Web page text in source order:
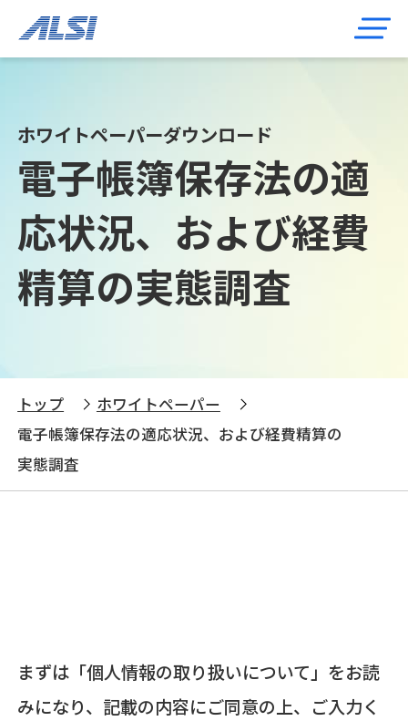
ホワイトペーパーダウンロード
電子帳簿保存法の適
応状況、および経費
精算の実態調査
トップ
ホワイトペーパー
電子帳簿保存法の適応状況、および経費精算の
実態調査
まずは「個人情報の取り扱いについて」をお読
みになり、記載の内容にご同意の上、ご入力く